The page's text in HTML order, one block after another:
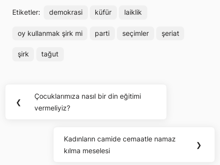
Etiketler: demokrasi küfür laiklik
oy kullanmak şirk mi parti seçimler şeriat
şirk tağut
gezinmesi
❮
Previous
Post:
Çocuklarımıza nasıl bir din eğitimi
vermeliyiz?
Next
Post:
Kadınların camide cemaatle namaz
kılma meselesi
❯